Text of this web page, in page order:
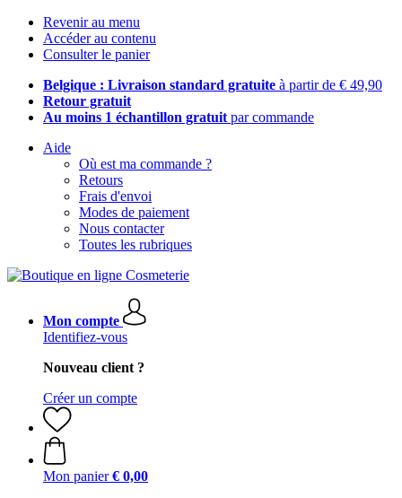
Revenir au menu
Accéder au contenu
Consulter le panier
Belgique : Livraison standard gratuite à partir de € 49,90
Retour gratuit
Au moins 1 échantillon gratuit par commande
Aide
Où est ma commande ?
Retours
Frais d'envoi
Modes de paiement
Nous contacter
Toutes les rubriques
Mon compte
Identifiez-vous
Nouveau client ?
Créer un compte
Mon panier € 0,00